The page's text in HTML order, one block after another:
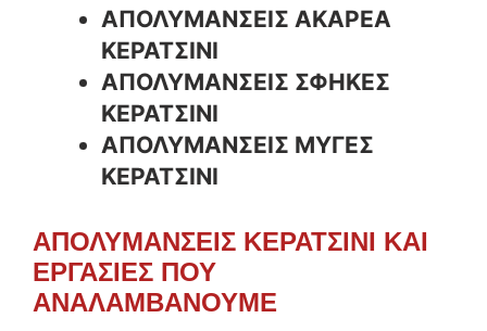
ΑΠΟΛΥΜΑΝΣΕΙΣ ΑΚΑΡΕΑ
ΚΕΡΑΤΣΙΝΙ
ΑΠΟΛΥΜΑΝΣΕΙΣ ΣΦΗΚΕΣ
ΚΕΡΑΤΣΙΝΙ
ΑΠΟΛΥΜΑΝΣΕΙΣ ΜΥΓΕΣ
ΚΕΡΑΤΣΙΝΙ
ΑΠΟΛΥΜΑΝΣΕΙΣ ΚΕΡΑΤΣΙΝΙ ΚΑΙ
ΕΡΓΑΣΙΕΣ ΠΟΥ
ΑΝΑΛΑΜΒΑΝΟΥΜΕ